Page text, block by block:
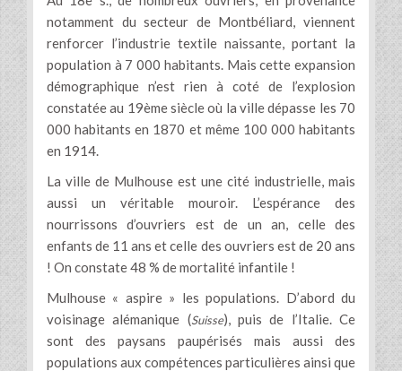
notamment du secteur de Montbéliard, viennent
renforcer l’industrie textile naissante, portant la
population à 7 000 habitants. Mais cette expansion
démographique n’est rien à coté de l’explosion
constatée au 19ème siècle où la ville dépasse les 70
000 habitants en 1870 et même 100 000 habitants
en 1914.
La ville de Mulhouse est une cité industrielle, mais
aussi un véritable mouroir. L’espérance des
nourrissons d’ouvriers est de un an, celle des
enfants de 11 ans et celle des ouvriers est de 20 ans
! On constate 48 % de mortalité infantile !
Mulhouse « aspire » les populations. D’abord du
voisinage alémanique (Suisse), puis de l’Italie. Ce
sont des paysans paupérisés mais aussi des
populations aux compétences particulières ainsi que